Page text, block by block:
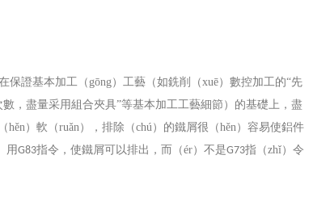
證基本加工（gōng）工藝（如銑削（xuē）數控加工的“先
，盡量采用組合夾具”等基本加工工藝細節）的基礎上，盡
）軟（ruǎn），排除（chú）的鐵屑很（hěn）容易使鋁件
用G83指令，使鐵屑可以排出，而（ér）不是G73指（zhǐ）令